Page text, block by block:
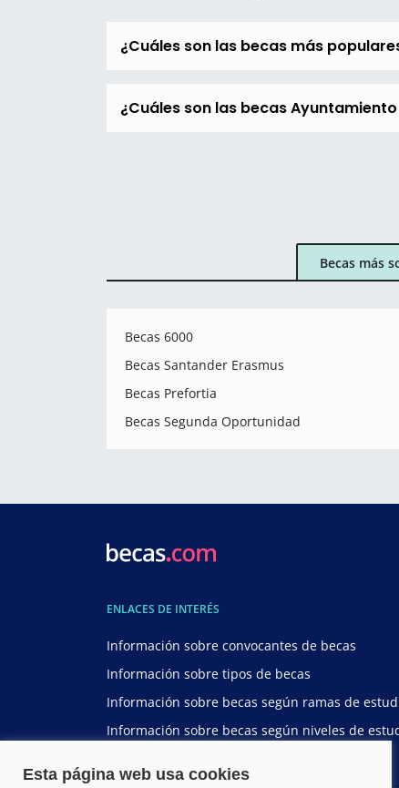
¿Cuáles son las becas más
¿Cuáles son las becas
Becas más
Becas 6000
Becas Santander Erasmus
Becas Prefortia
Becas Segunda Oportunidad
ENLACES DE INTERÉS
Información sobre convocantes de becas
Información sobre tipos de becas
Información sobre becas según ramas de
Información sobre becas según niveles de